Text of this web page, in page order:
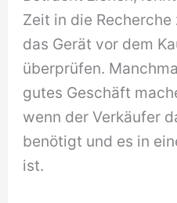
Zeit in die
das Gerät vor dem
überprüfen.
gutes Geschäft
wenn der Verkäufer
benötigt und es in
ist.